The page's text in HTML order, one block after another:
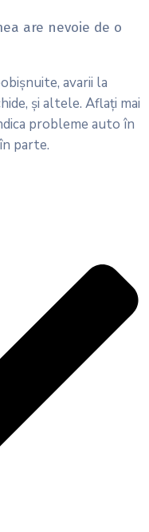
are nevoie de o
avarii la
și altele. Aflați mai
probleme auto în
parte.